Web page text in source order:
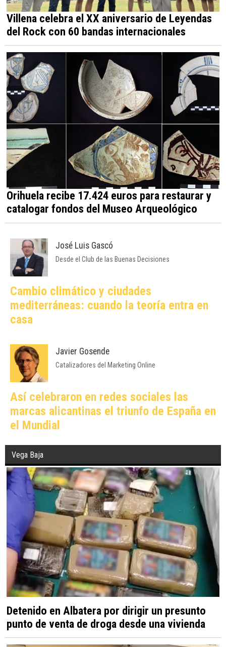
Villena celebra el XX aniversario de Leyendas
del Rock con 60 bandas internacionales
Orihuela recibe 17.424 euros para restaurar y
catalogar fondos del Museo Arqueológico
José Luis Gascó
Desde el Club de las Buenas Decisiones
Cambio climático y ciudades
mediterráneas: cuando la teoría entra en
casa
Javier Gosende
Catalizadores del Marketing Online
Así celebraron en redes sociales las
marcas alicantinas el triunfo de España en
el Mundial
Vega Baja
Detenido en Albatera por dirigir un presunto
punto de venta de droga desde una vivienda